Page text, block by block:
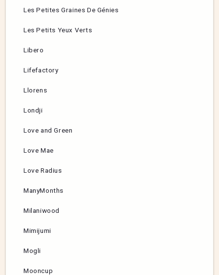
Les Petites Graines De Génies
Les Petits Yeux Verts
Libero
Lifefactory
Llorens
Londji
Love and Green
Love Mae
Love Radius
ManyMonths
Milaniwood
Mimijumi
Mogli
Mooncup